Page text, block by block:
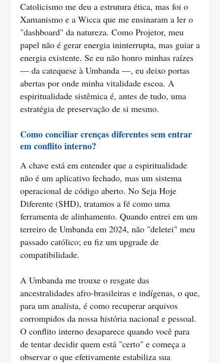
Catolicismo me deu a estrutura ética, mas foi o
Xamanismo e a Wicca que me ensinaram a ler o
"dashboard" da natureza. Como Projetor, meu
papel não é gerar energia ininterrupta, mas guiar a
energia existente. Se eu não honro minhas raízes
— da catequese à Umbanda —, eu deixo portas
abertas por onde minha vitalidade escoa. A
espiritualidade sistêmica é, antes de tudo, uma
estratégia de preservação de si mesmo.
Como conciliar crenças diferentes sem entrar
em conflito interno?
A chave está em entender que a espiritualidade
não é um aplicativo fechado, mas um sistema
operacional de código aberto. No Seja Hoje
Diferente (SHD), tratamos a fé como uma
ferramenta de alinhamento. Quando entrei em um
terreiro de Umbanda em 2024, não "deletei" meu
passado católico; eu fiz um upgrade de
compatibilidade.
A Umbanda me trouxe o resgate das
ancestralidades afro-brasileiras e indígenas, o que,
para um analista, é como recuperar arquivos
corrompidos da nossa história nacional e pessoal.
O conflito interno desaparece quando você para
de tentar decidir quem está "certo" e começa a
observar o que efetivamente estabiliza sua